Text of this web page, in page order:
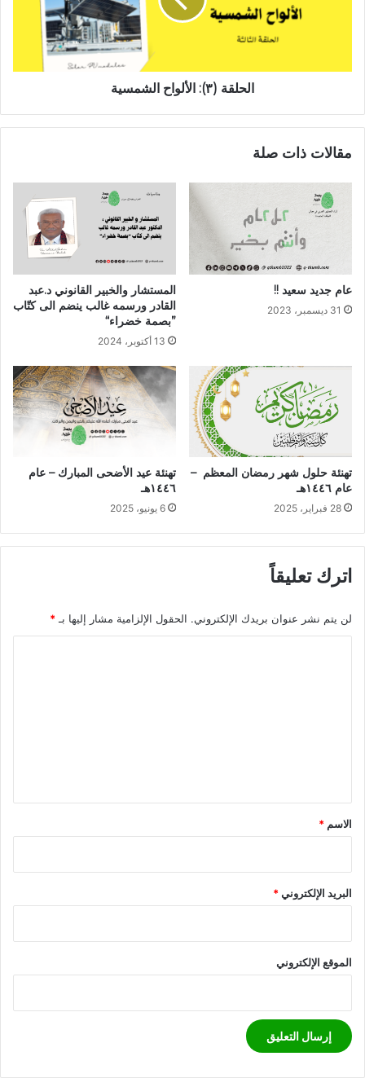
الحلقة (٣): الألواح الشمسية
مقالات ذات صلة
عام جديد سعيد !!
31 ديسمبر، 2023
المستشار والخبير القانوني د.عبد
القادر ورسمه غالب ينضم الى كتّاب
”بصمة خضراء“
13 أكتوبر، 2024
تهنئة حلول شهر رمضان المعظم –
عام ١٤٤٦هـ
28 فبراير، 2025
تهنئة عيد الأضحى المبارك – عام
١٤٤٦هـ
6 يونيو، 2025
اترك تعليقاً
لن يتم نشر عنوان بريدك الإلكتروني. الحقول الإلزامية مشار إليها بـ*
*
الاسم *
البريد الإلكتروني*
الموقع الإلكتروني